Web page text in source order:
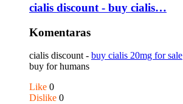
cialis discount - buy cialis…
Komentaras
cialis discount - buy cialis 20mg for sale
buy for humans
Like 0
Dislike 0